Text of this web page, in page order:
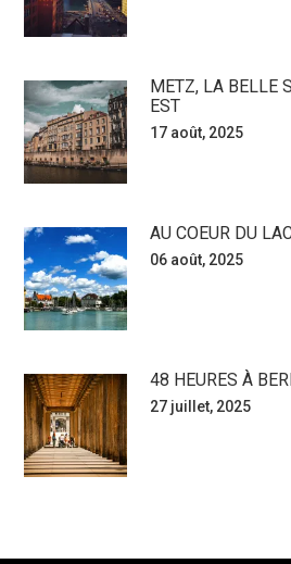
METZ, LA BELLE
EST
17 août, 2025
AU COEUR DU
06 août, 2025
48 HEURES À
27 juillet, 2025